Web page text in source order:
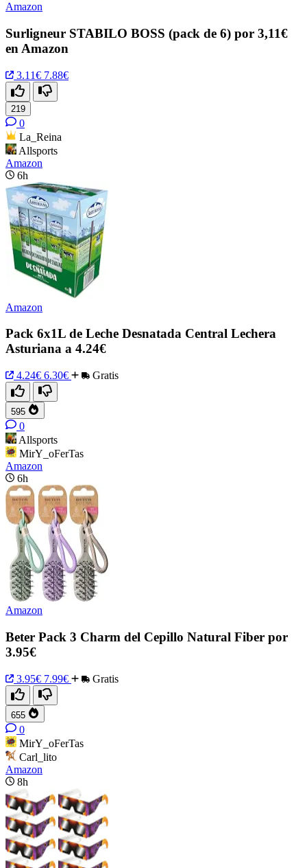
Amazon
Surligneur STABILO BOSS (pack de 6) por 3,11€
en Amazon
3.11€ 7.88€
219
0
La_Reina
Allsports
Amazon
6h
Amazon
Pack 6x1L de Leche Desnatada Central Lechera
Asturiana a 4.24€
4.24€ 6.30€ Gratis
595
0
Allsports
MirY_oFerTas
Amazon
6h
Amazon
Beter Pack 3 Charm del Cepillo Natural Fiber por
3.95€
3.95€ 7.99€ Gratis
655
0
MirY_oFerTas
Carl_lito
Amazon
8h